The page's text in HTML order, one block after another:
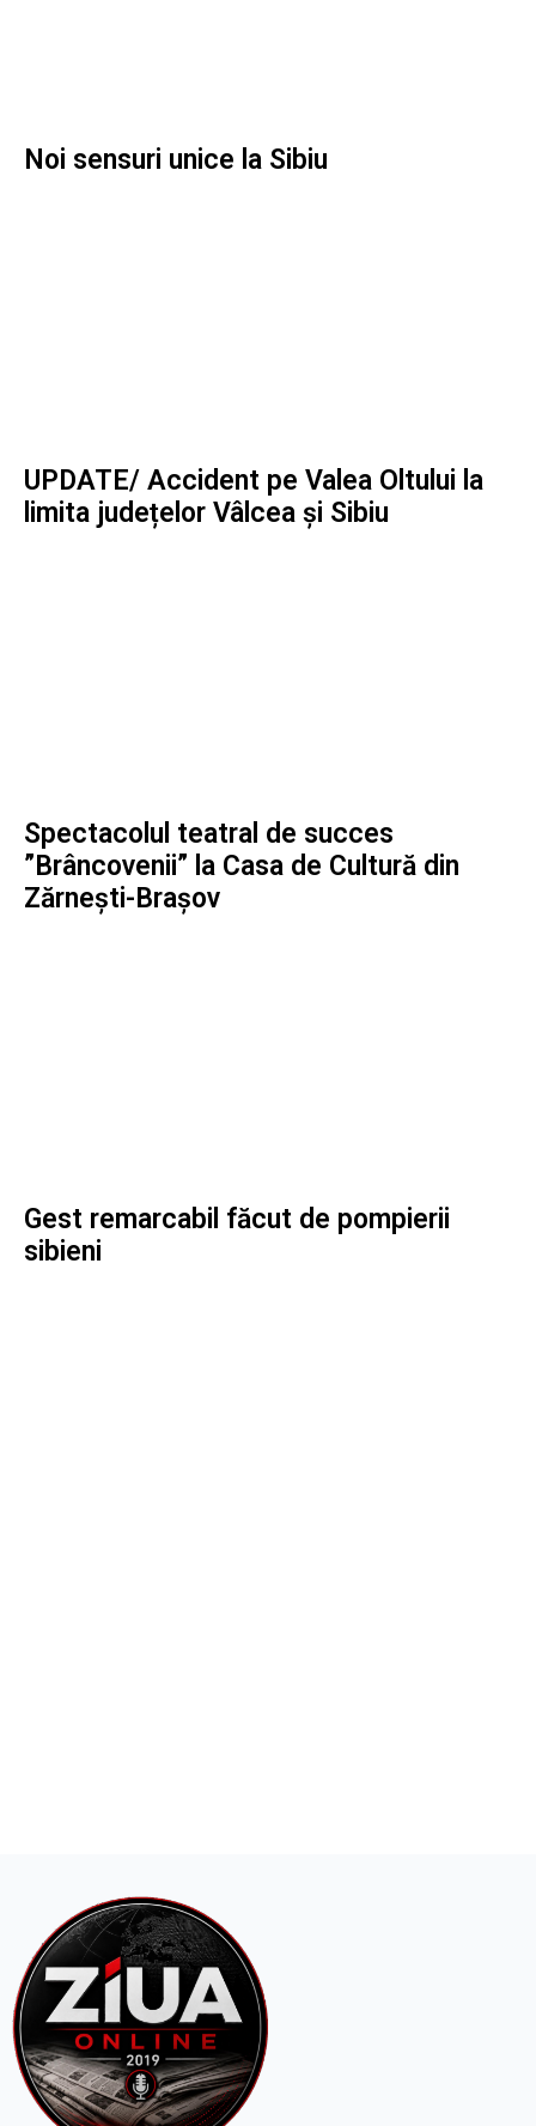
Noi sensuri unice la Sibiu
UPDATE/ Accident pe Valea Oltului la
limita județelor Vâlcea și Sibiu
Spectacolul teatral de succes
”Brâncovenii” la Casa de Cultură din
Zărnești-Brașov
Gest remarcabil făcut de pompierii
sibieni